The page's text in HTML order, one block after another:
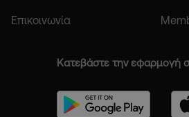
Επικοινωνία
Κατεβάστε την εφαρμογή